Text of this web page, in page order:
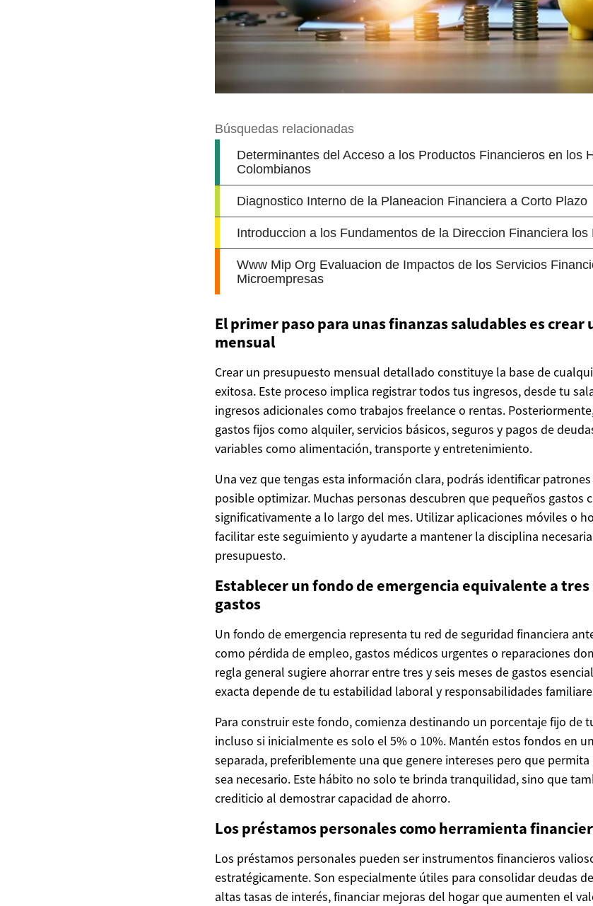
El primer paso para unas finanzas saludables es
mensual
Crear un presupuesto mensual detallado constituye la base de
exitosa. Este proceso implica registrar todos tus ingresos, desde tu
ingresos adicionales como trabajos freelance o rentas.
gastos fijos como alquiler, servicios básicos, seguros y pagos de
variables como alimentación, transporte y entretenimiento.
Una vez que tengas esta información clara, podrás identificar
posible optimizar. Muchas personas descubren que pequeños gastos
significativamente a lo largo del mes. Utilizar aplicaciones móviles o
facilitar este seguimiento y ayudarte a mantener la disciplina
presupuesto.
Establecer un fondo de emergencia equivalente a tres
gastos
Un fondo de emergencia representa tu red de seguridad financiera
como pérdida de empleo, gastos médicos urgentes o reparaciones
regla general sugiere ahorrar entre tres y seis meses de gastos
exacta depende de tu estabilidad laboral y responsabilidades
Para construir este fondo, comienza destinando un porcentaje fijo de
incluso si inicialmente es solo el 5% o 10%. Mantén estos fondos en
separada, preferiblemente una que genere intereses pero que
sea necesario. Este hábito no solo te brinda tranquilidad, sino que
crediticio al demostrar capacidad de ahorro.
Los préstamos personales como herramienta
Los préstamos personales pueden ser instrumentos financieros
estratégicamente. Son especialmente útiles para consolidar deudas
altas tasas de interés, financiar mejoras del hogar que aumenten el